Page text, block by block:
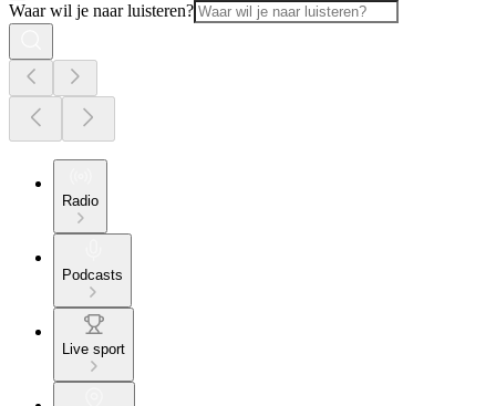
Waar wil je naar luisteren?
Radio
Podcasts
Live sport